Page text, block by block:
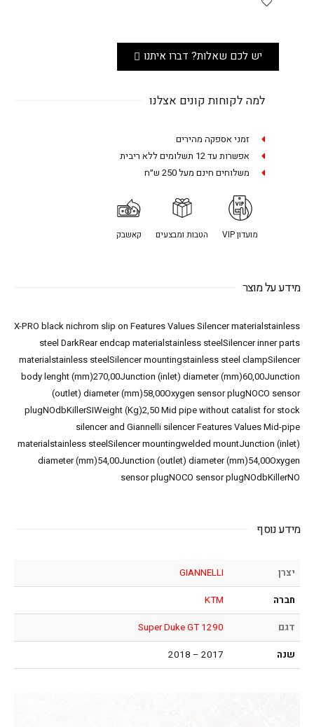
יש לכם שאלות? דברו איתנו
למה לקוחות קונים אצלנו
זמני אספקה מהירים
אפשרות עד 12 תשלומים ללא ריבית
משלוחים חינם מעל 250 ש״ח
מועדון VIP הטבות ומבצעים קאשבק
מידע על מוצר
X-PRO black nichrom slip on Features Values Silencer materialstainless
steel DarkRear endcap materialstainless steelSilencer inner parts
materialstainless steelSilencer mountingstainless steel clampSilencer
body lenght (mm)270,00Junction (inlet) diameter (mm)60,00Junction
(outlet) diameter (mm)58,00Oxygen sensor plugNOCO sensor
plugNOdbKillerSIWeight (Kg)2,50 Mid pipe without catalist for stock
silencer and Giannelli silencer Features Values Mid-pipe
materialstainless steelSilencer mountingwelded mountJunction (inlet)
diameter (mm)54,00Junction (outlet) diameter (mm)54,00Oxygen
sensor plugNOCO sensor plugNOdbKillerNO
מידע נוסף
יצרן
GIANNELLI
חברה
KTM
דגם
1290 Super Duke GT
שנה
2017 – 2018